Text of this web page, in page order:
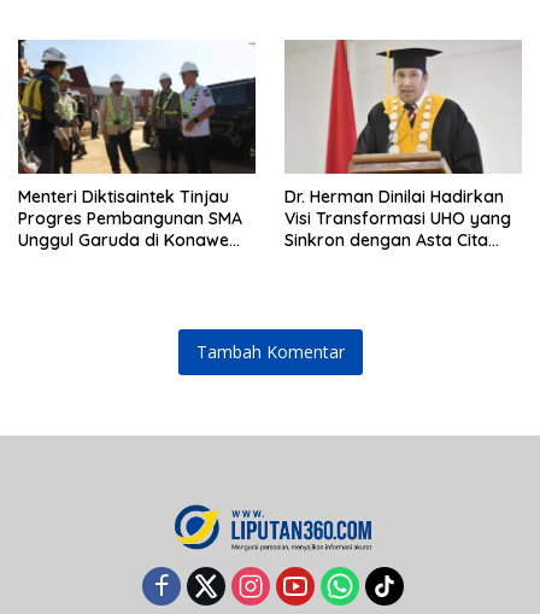
Andri Permana
Menteri Diktisaintek Tinjau
Progres Pembangunan SMA
Unggul Garuda di Konawe
Dr. Herman Dinilai Hadirkan
Visi Transformasi UHO yang
Sinkron dengan Asta Cita
Tambah Komentar